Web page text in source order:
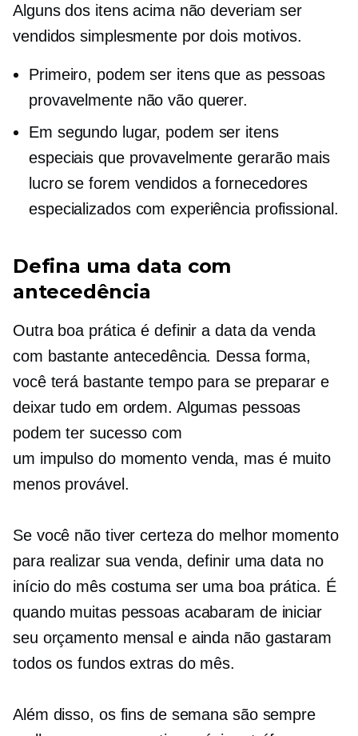
Alguns dos itens acima não deveriam ser
vendidos simplesmente por dois motivos.
Primeiro, podem ser itens que as pessoas
provavelmente não vão querer.
Em segundo lugar, podem ser itens
especiais que provavelmente gerarão mais
lucro se forem vendidos a fornecedores
especializados com experiência profissional.
Defina uma data com
antecedência
Outra boa prática é definir a data da venda
com bastante antecedência. Dessa forma,
você terá bastante tempo para se preparar e
deixar tudo em ordem. Algumas pessoas
podem ter sucesso com
um impulso do momentovenda, mas é muito
menos provável.
Se você não tiver certeza do melhor momento
para realizar sua venda, definir uma data no
início do mês costuma ser uma boa prática. É
quando muitas pessoas acabaram de iniciar
seu orçamento mensal e ainda não gastaram
todos os fundos extras do mês.
Além disso, os fins de semana são sempre